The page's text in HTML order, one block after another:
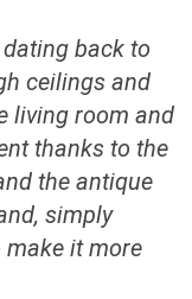
back to
ceilings and
living room and
thanks to the
the antique
simply
it more